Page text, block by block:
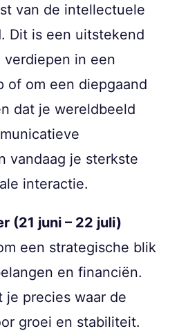
van de intellectuele
Dit is een uitstekend
in een
of om een diepgaand
dat je wereldbeeld
vandaag je sterkste
interactie.
(21 juni – 22 juli)
een strategische blik
en financiën.
precies waar de
groei en stabiliteit.